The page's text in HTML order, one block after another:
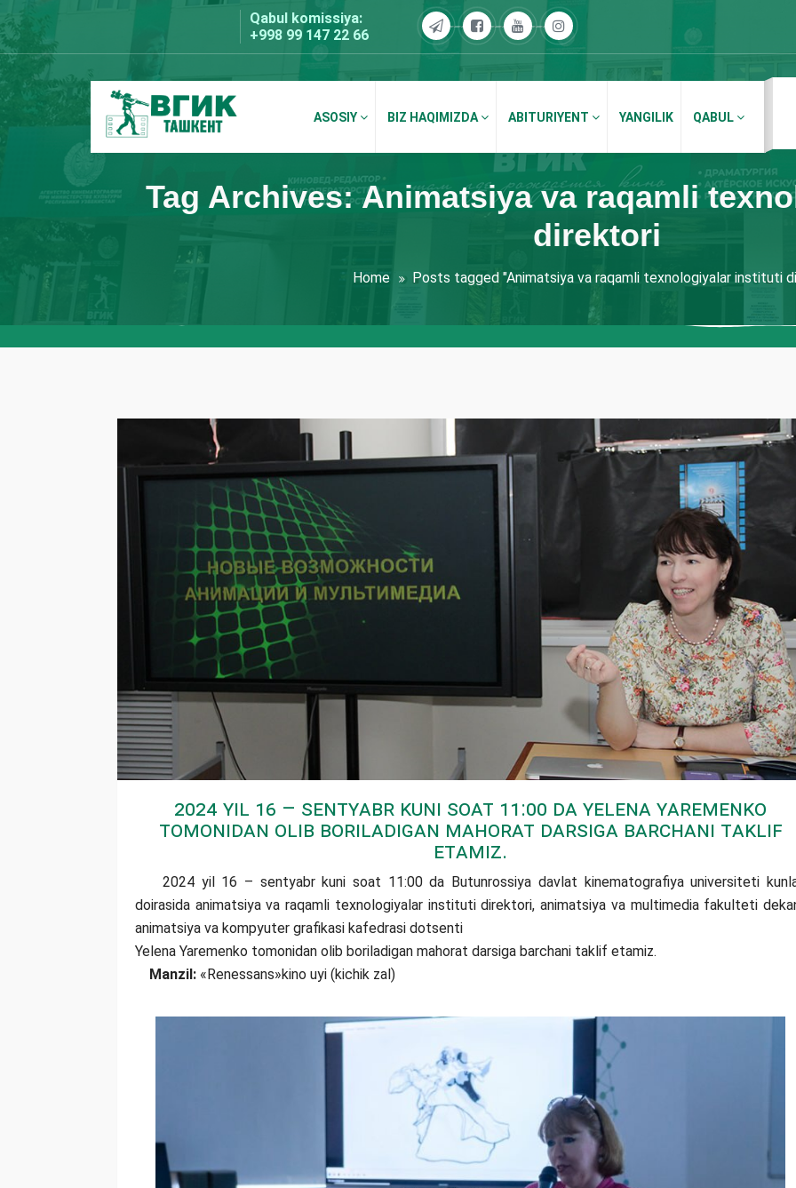
Skip
to
content
Qabul komissiya:
+998 99 147 22 66
BDKU Toshkent
ASOSIY BIZ HAQIMIZDA ABITURIYENT YANGILIK QABUL
Tag Archives: Animatsiya va raqamli
direktori
Home Posts tagged "Animatsiya va raqamli texnologiyalar instituti
2024 yil 16 – sentyabr kuni soat 11:00 da Yelena Yaremenko
tomonidan olib boriladigan mahorat darsiga barchani taklif
etamiz.
2024 yil 16 – sentyabr kuni soat 11:00 da Butunrossiya davlat kinematografiya universiteti
doirasida animatsiya va raqamli texnologiyalar instituti direktori, animatsiya va multimedia fakulteti
animatsiya va kompyuter grafikasi kafedrasi dotsenti
Yelena Yaremenko tomonidan olib boriladigan mahorat darsiga barchani taklif etamiz.
Manzil: «Renessans»kino uyi (kichik zal)